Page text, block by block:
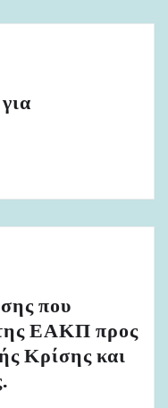
που
ΕΑΚΠ προς
Κρίσης και